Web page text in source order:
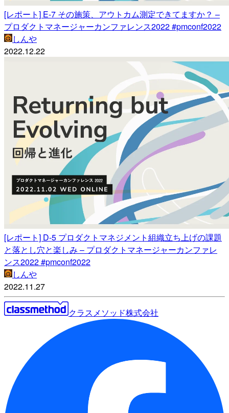
[レポート] E-7 その施策、アウトカム測定できてますか？ –
プロダクトマネージャーカンファレンス2022 #pmconf2022
しんや
2022.12.22
[レポート] D-5 プロダクトマネジメント組織立ち上げの課題
と落とし穴と楽しみ – プロダクトマネージャーカンファレ
ンス2022 #pmconf2022
しんや
2022.11.27
クラスメソッド株式会社